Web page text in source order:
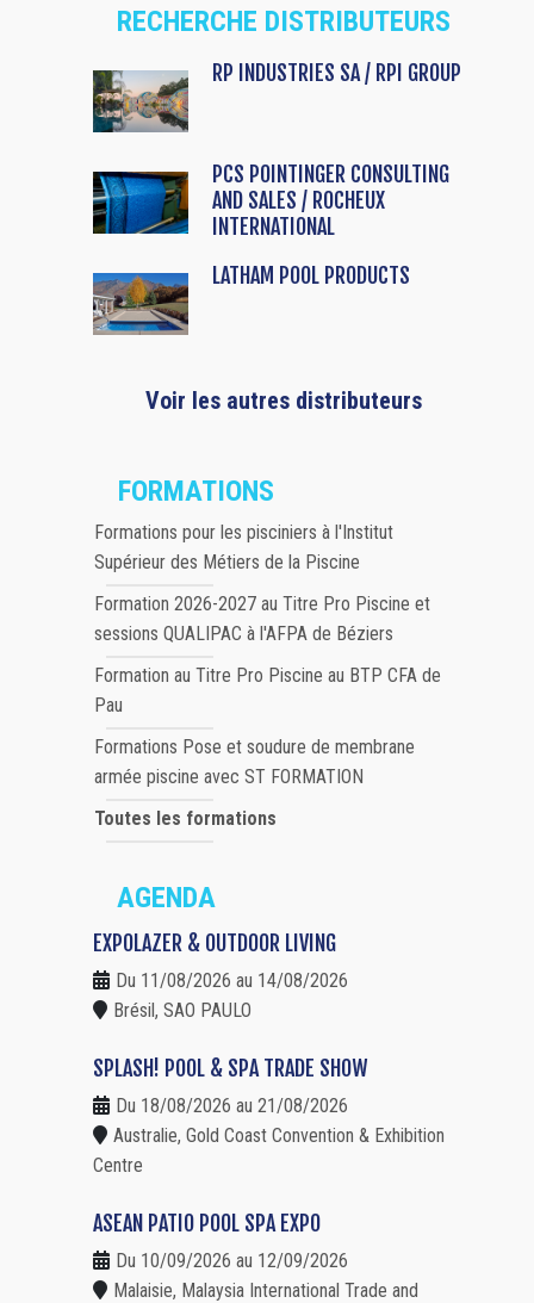
RECHERCHE DISTRIBUTEURS
RP INDUSTRIES SA / RPI GROUP
PCS POINTINGER CONSULTING
AND SALES / ROCHEUX
INTERNATIONAL
LATHAM POOL PRODUCTS
Voir les autres distributeurs
FORMATIONS
Formations pour les pisciniers à l'Institut
Supérieur des Métiers de la Piscine
Formation 2026-2027 au Titre Pro Piscine et
sessions QUALIPAC à l'AFPA de Béziers
Formation au Titre Pro Piscine au BTP CFA de
Pau
Formations Pose et soudure de membrane
armée piscine avec ST FORMATION
Toutes les formations
AGENDA
EXPOLAZER & OUTDOOR LIVING
Du 11/08/2026 au 14/08/2026
Brésil, SAO PAULO
SPLASH! POOL & SPA TRADE SHOW
Du 18/08/2026 au 21/08/2026
Australie, Gold Coast Convention & Exhibition
Centre
ASEAN PATIO POOL SPA EXPO
Du 10/09/2026 au 12/09/2026
Malaisie, Malaysia International Trade and